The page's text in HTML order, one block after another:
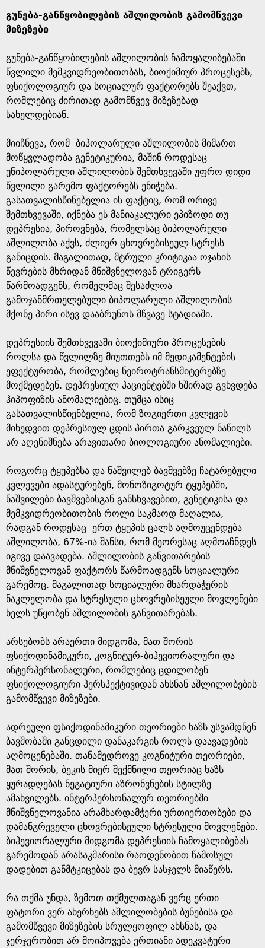
გუნება-განწყობილების აშლილობის გამომწვევი
მიზეზები
გუნება-განწყობილების აშლილობის ჩამოყალიბებაში
წვლილი მემკვიდრეობითობას, ბიოქიმიურ პროცესებს,
ფსიქოლოგიურ და სოციალურ ფაქტორებს შეაქვთ,
რომლებიც ძირითად გამომწვევ მიზეზებად
სახელდებიან.
მიიჩნევა, რომ ბიპოლარული აშლილობის მიმართ
მოწყვლადობა გენეტიკურია, მაშინ როდესაც
უნიპოლარული აშლილობის შემთხვევაში უფრო დიდი
წვლილი გარემო ფაქტორებს ენიჭება.
გასათვალისწინებელია ის ფაქტიც, რომ ორივე
შემთხვევაში, იქნება ეს მანიაკალური ეპიზოდი თუ
დეპრესია, პიროვნება, რომელსაც ბიპოლარული
აშლილობა აქვს, ძლიერ ცხოვრებისეულ სტრესს
განიცდის. მაგალითად, მტრული კრიტიკაა ოჯახის
წევრების მხრიდან მნიშვნელოვან ტრიგერს
წარმოადგენს, რომელმაც შესაძლოა
გამოჯანმრთელებული ბიპოლარული აშლილობის
მქონე პირი ისევ დააბრუნოს მწვავე სტადიაში.
დეპრესიის შემთხვევაში ბიოქიმიური პროცესების
როლსა და წვლილზე მიუთთებს იმ მედიკამენტების
ეფექტურობა, რომლებიც ნეიროტრანსმიტერებზე
მოქმედებენ. დეპრესიულ პაციენტებში ხშირად გვხვდება
ჰიპოფიზის ანომალიებიც. თუმცა ისიც
გასათვალისწიენბელია, რომ ზოგიერთი კვლევის
მიხედვით დეპრესიულ ცდის პირთა გარკვეულ ნაწილს
არ აღენიშნება არავითარი ბიოლოგიური ანომალიები.
როგორც ტყუპებსა და ნაშვილებ ბავშვებზე ჩატარებული
კვლევები ადასტურებენ, მონოზიგოტურ ტყუპებში,
ნაშვილები ბავშვებისგან განსხვავებით, გენეტიკისა და
მემკვიდრეობითობის როლი საკმაოდ მაღალია,
რადგან როდესაც ერთ ტყუპის ცალს აღმოუცენდება
აშლილობა, 67%-ია შანსი, რომ მეორესაც აღმოაჩნდეს
იგივე დაავადება. აშლილობის განვითარების
მნიშვნელოვან ფაქტორს წარმოადგენს სოციალური
გარემოც. მაგალითად სოციალური მხარდაჭერის
ნაკლელობა და სტრესული ცხოვრებისეული მოვლენები
ხელს უწყობენ აშლილობის განვითარებას.
არსებობს არაერთი მიდგომა, მათ შორის
ფსიქოდინამიკური, კოგნიტურ-ბიჰევიორალური და
ინტერპერსონალური, რომლებიც ცდილობენ
ფსიქოლოგიური პერსპექტივიდან ახსნან აშლილობების
გამომწვევი მიზეზები.
ადრეული ფსიქოდინამიკური თეორიები ხაზს უსვამდნენ
ბავშობაში განცდილი დანაკარგის როლს დაავადების
აღმოცენებაში. თანამედროვე კოგნიტური თეორიები,
მათ შორის, ბეკის მიერ შექმნილი თეორიაც ხაზს
ყურადღებას ნეგატიური აზრონვნების სტილზე
ამახვილებს. ინტერპერსონალურ თეორიებში
მნიშვნელოვანია არამხარდამჭერი ურთიერთობები და
დამანგრეველი ცხოვრებისეული სტრესული მოვლენები.
ბიჰევიორალური მიდგომა დეპრესიის ჩამოყალიბებას
გარემოდან არასაკმარისი რაოდენობით წამოსულ
დადებით განმტკიცებას და ბევრ სასჯელს მიაწერს.
რა თქმა უნდა, ზემოთ თქმულთაგან ვერც ერთი
ფატორი ვერ ახერხებს აშლილობების ბუნებისა და
გამომწვევი მიზეზების სრულყოფილ ახსნას, და
ჯერჯერობით არ მოიპოვება ერთიანი ადეკვატური